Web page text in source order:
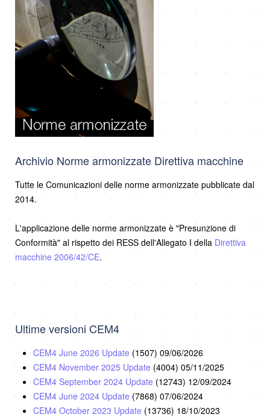
Archivio Norme armonizzate Direttiva macchine
Tutte le Comunicazioni delle norme armonizzate pubblicate dal
2014.
L'applicazione delle norme armonizzate è "Presunzione di
Conformità" al rispetto dei RESS dell'Allegato I della Direttiva
macchine 2006/42/CE.
Ultime versioni CEM4
CEM4 June 2026 Update (1507) 09/06/2026
CEM4 November 2025 Update (4004) 05/11/2025
CEM4 September 2024 Update (12743) 12/09/2024
CEM4 June 2024 Update (7868) 07/06/2024
CEM4 October 2023 Update (13736) 18/10/2023